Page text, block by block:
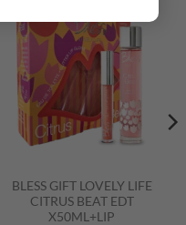
BLESS GIFT LOVELY LIFE
CITRUS BEAT EDT
X50ML+LIP